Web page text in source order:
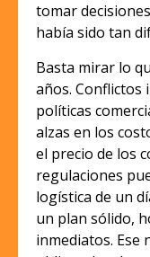
tomar
había sido tan
Basta mirar lo
años. Conflictos
políticas
alzas en los
el precio de los
regulaciones
logística de un
un plan sólido,
inmediatos. Ese